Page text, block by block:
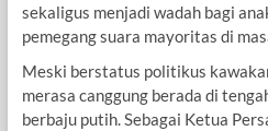
sekaligus menjadi wadah bagi
pemegang suara mayoritas di
Meski berstatus politikus
merasa canggung berada di
berbaju putih. Sebagai Ketua